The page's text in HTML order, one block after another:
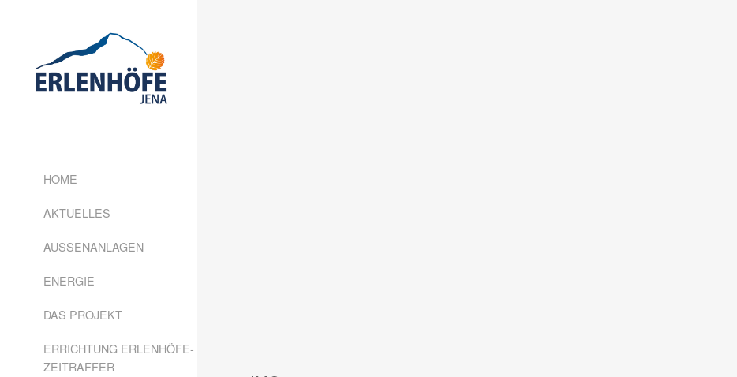
HOME
AKTUELLES
AUSSENANLAGEN
ENERGIE
DAS PROJEKT
ERRICHTUNG ERLENHÖFE-
ZEITRAFFER